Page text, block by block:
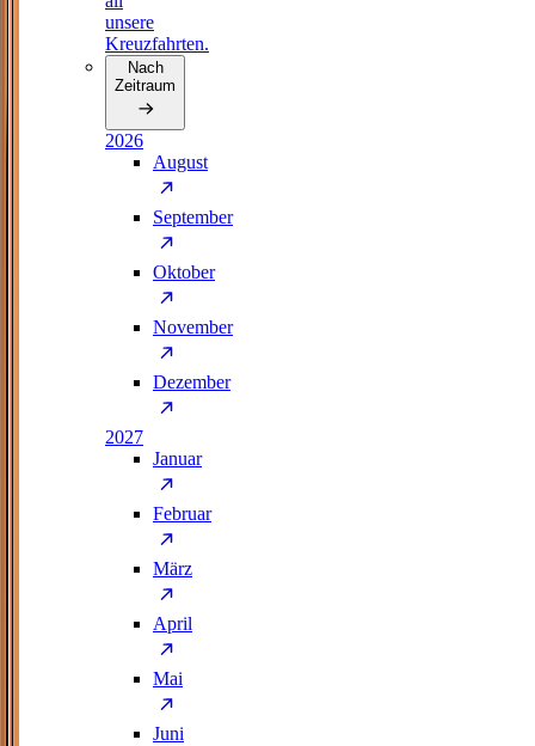
unsere
Kreuzfahrten.
Nach
Zeitraum
2026
August
September
Oktober
November
Dezember
2027
Januar
Februar
März
April
Mai
Juni